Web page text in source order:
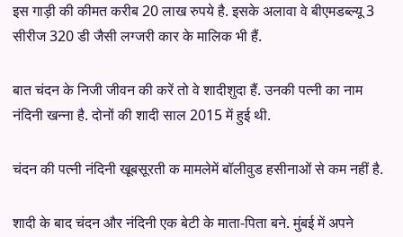
इस गाड़ी की कीमत करीब 20 लाख रुपये है. इसके अलावा वे बीएमडब्ल्यू 3
सीरीज 320 डी जैसी लग्जरी कार के मालिक भी हैं.
बात चंदन के निजी जीवन की करें तो वे शादीशुदा हैं. उनकी पत्नी का नाम
नंदिनी खन्ना है. दोनों की शादी साल 2015 में हुई थी.
चंदन की पत्नी नंदिनी खूबसूरती क मामलेमें बॉलीवुड हसीनाओं से कम नहीं है.
शादी के बाद चंदन और नंदिनी एक बेटी के माता-पिता बने. मुंबई में अपने